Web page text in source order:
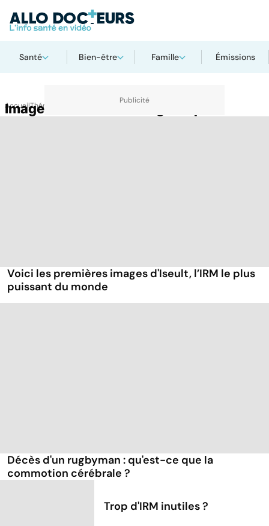
Santé Bien-être Famille Émissions
AccueilThématiques
Imagerie résonance magnétique
Voici les premières images d'Iseult, l’IRM le plus
puissant du monde
Décès d'un rugbyman : qu'est-ce que la
commotion cérébrale ?
Trop d'IRM inutiles ?